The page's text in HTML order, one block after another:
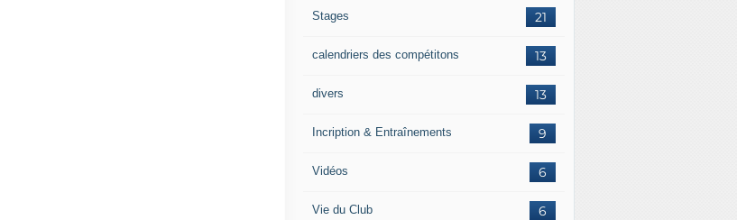
21
Stages
13
calendriers des compétitons
13
divers
9
Incription & Entraînements
6
Vidéos
6
Vie du Club